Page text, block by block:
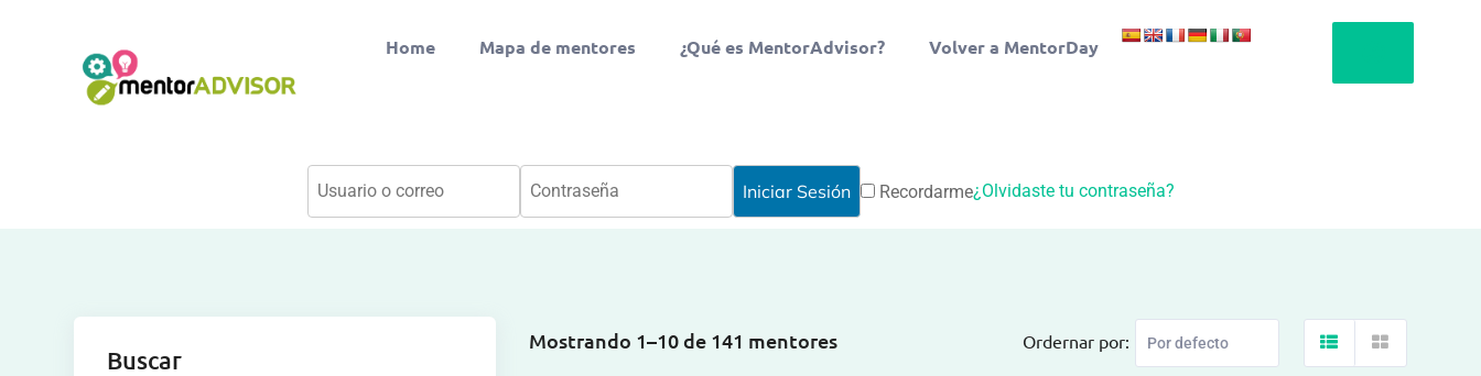
Home Mapa de mentores ¿Qué es MentorAdvisor? Volver a MentorDay
Recordarme¿Olvidaste tu contraseña?
Mostrando 1–10 de 141 mentores Ordernar por:
Buscar